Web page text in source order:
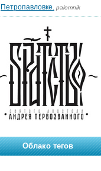
Петропавловке. palomnik
Облако тегов